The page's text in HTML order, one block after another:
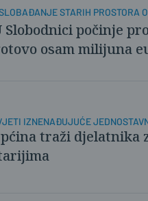
STARIH PROSTORA
Slobodnici počinje
osam milijuna
IZNENAĐUJUĆE
traži djelatnika